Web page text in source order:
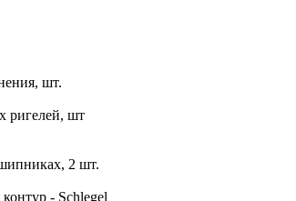
шт.
ригелей, шт
2 шт.
- Schlegel